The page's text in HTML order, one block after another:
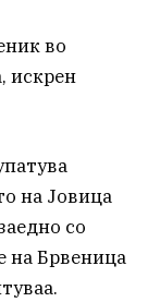
во
искрен
на Јовица
со
на Брвеница